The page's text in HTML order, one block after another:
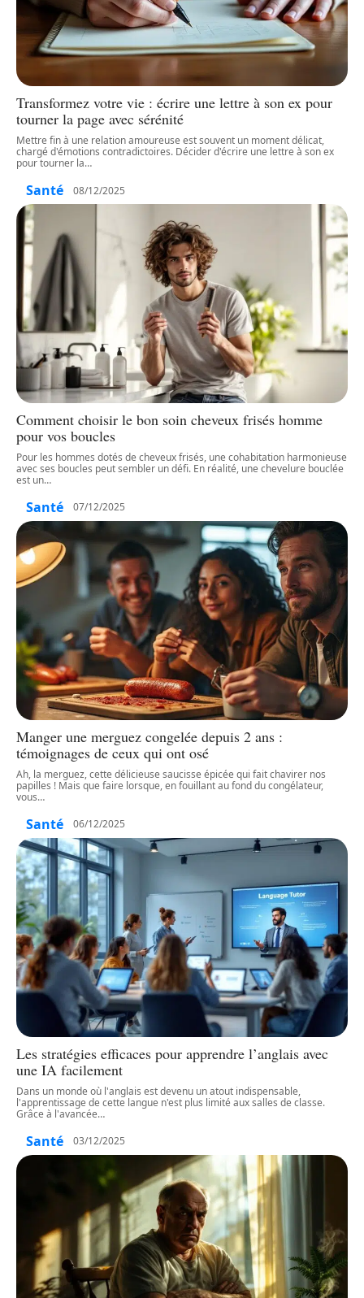
Transformez votre vie : écrire une lettre à son ex pour
tourner la page avec sérénité
Mettre fin à une relation amoureuse est souvent un moment délicat,
chargé d'émotions contradictoires. Décider d'écrire une lettre à son ex
pour tourner la…
Santé 08/12/2025
Comment choisir le bon soin cheveux frisés homme
pour vos boucles
Pour les hommes dotés de cheveux frisés, une cohabitation harmonieuse
avec ses boucles peut sembler un défi. En réalité, une chevelure bouclée
est un…
Santé 07/12/2025
Manger une merguez congelée depuis 2 ans :
témoignages de ceux qui ont osé
Ah, la merguez, cette délicieuse saucisse épicée qui fait chavirer nos
papilles ! Mais que faire lorsque, en fouillant au fond du congélateur,
vous…
Santé 06/12/2025
Les stratégies efficaces pour apprendre l’anglais avec
une IA facilement
Dans un monde où l'anglais est devenu un atout indispensable,
l'apprentissage de cette langue n'est plus limité aux salles de classe.
Grâce à l'avancée…
Santé 03/12/2025